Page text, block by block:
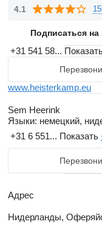
4.1
Подписаться
+31 541 58...
www.heisterkamp.eu
Sem Heerink
Языки: немецкий,
+31 6 551... Показать
Адрес
Нидерланды,